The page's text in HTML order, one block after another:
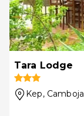
Tara Lodge
Kep, Camboja